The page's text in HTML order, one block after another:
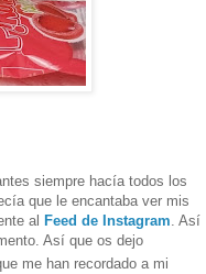
siempre hacía todos los
que le encantaba ver mis
al Feed de Instagram. Así
Así que os dejo
me han recordado a mi